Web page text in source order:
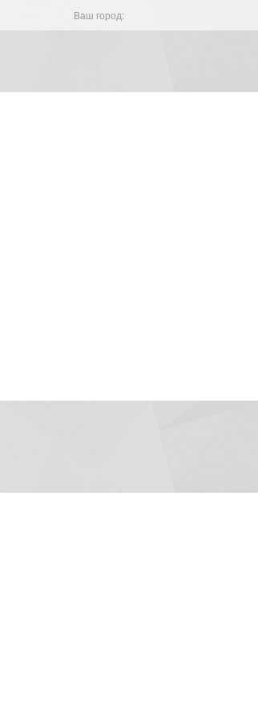
Ваш город: